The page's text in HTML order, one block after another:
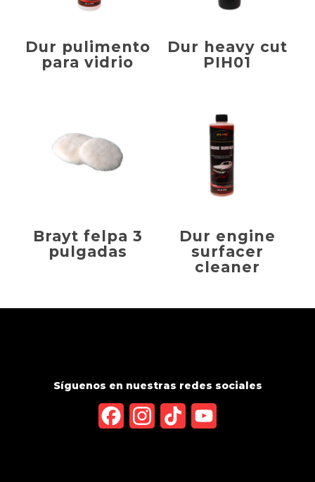
Dur pulimento
para vidrio
Dur heavy cut
PIH01
Brayt felpa 3
pulgadas
Dur engine
surfacer
cleaner
Síguenos en nuestras redes sociales
FacebookInstagram
TikTok